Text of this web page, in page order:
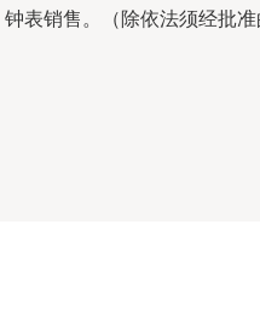
表销售。（除依法须经批